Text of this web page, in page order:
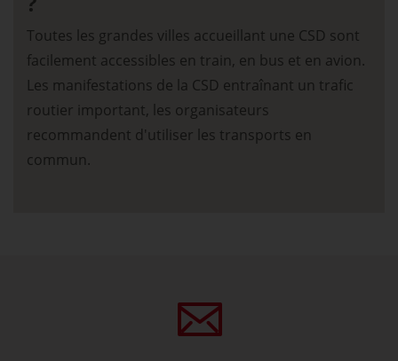
Toutes les grandes villes accueillant une CSD sont
facilement accessibles en train, en bus et en avion.
Les manifestations de la CSD entraînant un trafic
routier important, les organisateurs
recommandent d'utiliser les transports en
commun.